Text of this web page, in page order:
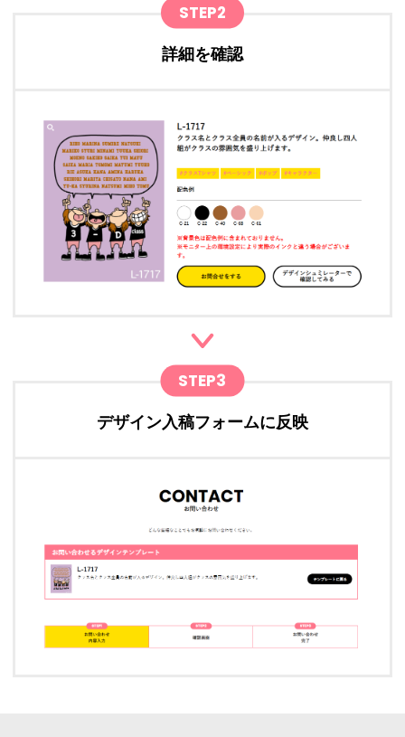
STEP2
詳細を確認
STEP3
デザイン入稿フォームに反映